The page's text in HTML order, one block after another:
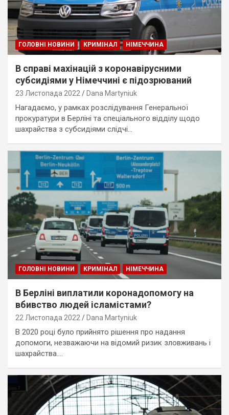
ГОЛОВНІ НОВИНИ КРИМІНАЛ НІМЕЧЧИНА
В справі махінацій з коронавірусними
субсидіями у Німеччині є підозрюваний
23 Листопада 2022 Dana Martyniuk
Нагадаємо, у рамках розслідування Генеральної
прокуратури в Берліні та спеціального відділу щодо
шахрайства з субсидіями слідчі…
ГОЛОВНІ НОВИНИ КРИМІНАЛ НІМЕЧЧИНА
В Берліні виплатили коронадопомогу на
вбивство людей ісламістами?
22 Листопада 2022 Dana Martyniuk
В 2020 році було прийнято рішення про надання
допомоги, незважаючи на відомий ризик зловживань і
шахрайства.…